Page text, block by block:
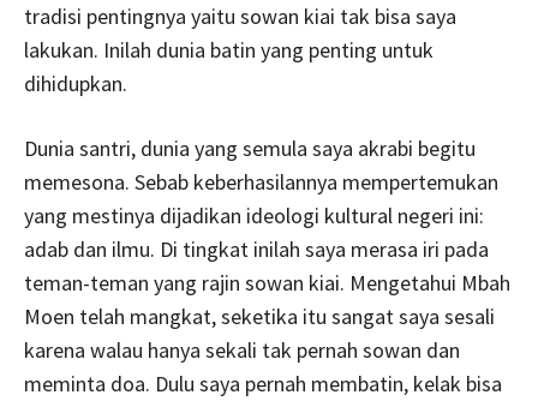
tradisi pentingnya yaitu sowan kiai tak bisa saya
lakukan. Inilah dunia batin yang penting untuk
dihidupkan.
Dunia santri, dunia yang semula saya akrabi begitu
memesona. Sebab keberhasilannya mempertemukan
yang mestinya dijadikan ideologi kultural negeri ini:
adab dan ilmu. Di tingkat inilah saya merasa iri pada
teman-teman yang rajin sowan kiai. Mengetahui Mbah
Moen telah mangkat, seketika itu sangat saya sesali
karena walau hanya sekali tak pernah sowan dan
meminta doa. Dulu saya pernah membatin, kelak bisa